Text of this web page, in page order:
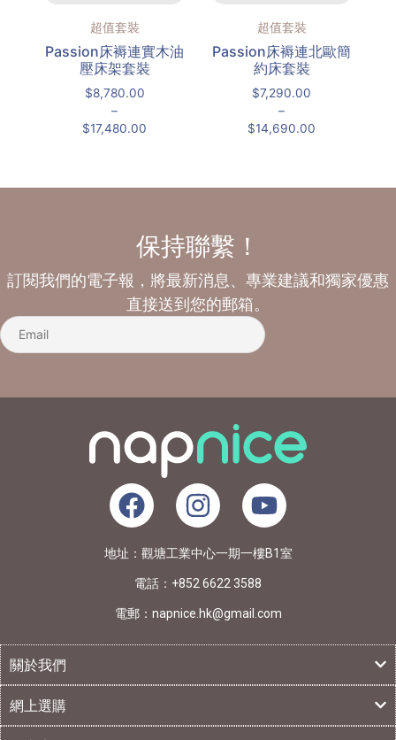
超值套裝
Passion床褥連實木油
壓床架套裝
$8,780.00
–
$17,480.00
超值套裝
Passion床褥連北歐簡
約床套裝
$7,290.00
–
$14,690.00
保持聯繫！
訂閱我們的電子報，將最新消息、專業建議和獨家優惠
直接送到您的郵箱。
地址：觀塘工業中心一期一樓B1室
電話：+852 6622 3588
電郵：napnice.hk@gmail.com
關於我們
網上選購